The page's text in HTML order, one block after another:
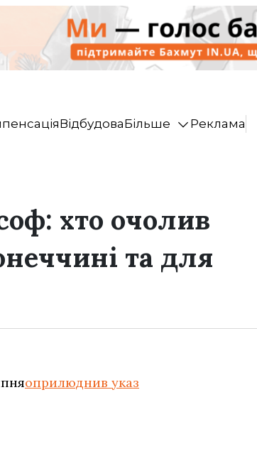
ВідбудоваБільше Реклама
хто очолив
та для
оприлюднив указ